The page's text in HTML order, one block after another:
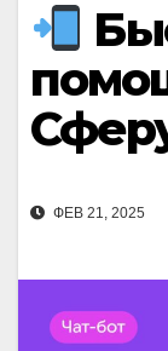
ФЕВ 21, 2025